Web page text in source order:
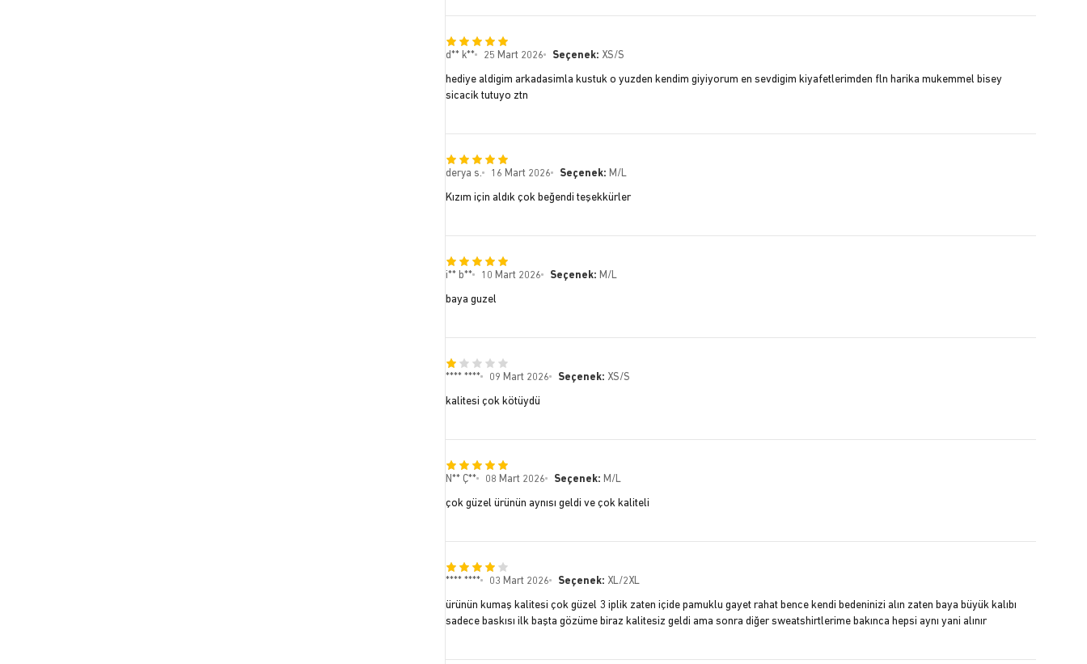
d** k** 25 Mart 2026 Seçenek: XS/S
hediye aldigim arkadasimla kustuk o yuzden kendim giyiyorum en sevdigim kiyafetlerimden fln harika mukemmel bisey
sicacik tutuyo ztn
derya s. 16 Mart 2026 Seçenek: M/L
Kızım için aldık çok beğendi teşekkürler
i** b** 10 Mart 2026 Seçenek: M/L
baya guzel
**** **** 09 Mart 2026 Seçenek: XS/S
kalitesi çok kötüydü
N** Ç** 08 Mart 2026 Seçenek: M/L
çok güzel ürünün aynısı geldi ve çok kaliteli
**** **** 03 Mart 2026 Seçenek: XL/2XL
ürünün kumaş kalitesi çok güzel 3 iplik zaten içide pamuklu gayet rahat bence kendi bedeninizi alın zaten baya büyük kalıbı
sadece baskısı ilk başta gözüme biraz kalitesiz geldi ama sonra diğer sweatshirtlerime bakınca hepsi aynı yani alınır